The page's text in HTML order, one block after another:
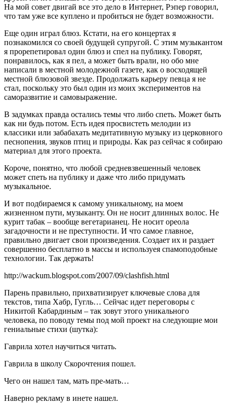
На мой совет двигай все это дело в Интернет, Рэпер говорил,
что там уже все куплено и пробиться не будет возможности.
Еще один играл блюз. Кстати, на его концертах я
познакомился со своей будущей супругой. С этим музыкантом
я прорепетировал один блюз и спел на публику. Говорят,
понравилось, как я пел, а может быть врали, но обо мне
написали в местной молодежной газете, как о восходящей
местной блюзовой звезде. Продолжать карьеру певца я не
стал, поскольку это был один из моих экспериментов на
саморазвитие и самовыражение.
В задумках правда остались темы что либо спеть. Может быть
как ни будь потом. Есть идея просвистеть мелодии из
классики или забабахать медитативную музыку из церковного
песнопения, звуков птиц и природы. Как раз сейчас я собираю
материал для этого проекта.
Короче, понятно, что любой средневзвешенный человек
может спеть на публику и даже что либо придумать
музыкальное.
И вот подбираемся к самому уникальному, на моем
жизненном пути, музыканту. Он не носит длинных волос. Не
курит табак – вообще вегетарианец. Не носит ореола
загадочности и не преступности. И что самое главное,
правильно двигает свои произведения. Создает их и раздает
совершенно бесплатно в массы и используея спамоподобные
технологии. Так держать!
http://wackum.blogspot.com/2007/09/clashfish.html
Парень правильно, прихватизирует ключевые слова для
текстов, типа Хабр, Гугль… Сейчас идет переговоры с
Никитой Кабардиным – так зовут этого уникального
человека, по поводу темы под мой проект на следующие мои
гениальные стихи (шутка):
Гаврила хотел научиться читать.
Гаврила в школу Скорочтения пошел.
Чего он нашел там, мать пре-мать…
Наверно рекламу в инете нашел.